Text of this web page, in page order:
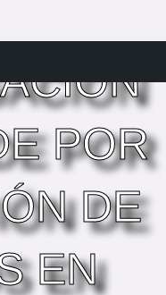
POR
DE
EN